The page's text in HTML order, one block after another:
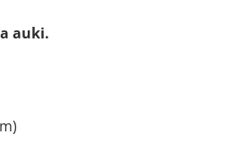
auki.